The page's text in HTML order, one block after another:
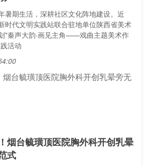
暑期生活，深耕社区文化阵地建设。近
时代文明实践站联合驻地单位陕西省美术
"秦声大韵·画见主角——戏曲主题美术作
活动
烟台毓璜顶医院胸外科开创乳晕
式